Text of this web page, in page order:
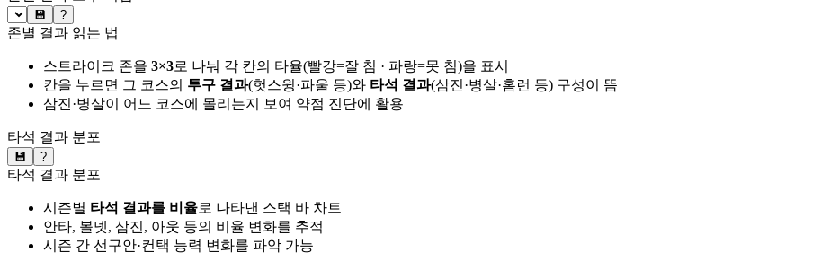
💾 ?
존별 결과 읽는 법
스트라이크 존을 3×3로 나눠 각 칸의 타율(빨강=잘 침 · 파랑=못 침)을 표시
칸을 누르면 그 코스의 투구 결과(헛스윙·파울 등)와 타석 결과(삼진·병살·홈런 등) 구성이 뜸
삼진·병살이 어느 코스에 몰리는지 보여 약점 진단에 활용
타석 결과 분포
💾 ?
타석 결과 분포
시즌별 타석 결과를 비율로 나타낸 스택 바 차트
안타, 볼넷, 삼진, 아웃 등의 비율 변화를 추적
시즌 간 선구안·컨택 능력 변화를 파악 가능